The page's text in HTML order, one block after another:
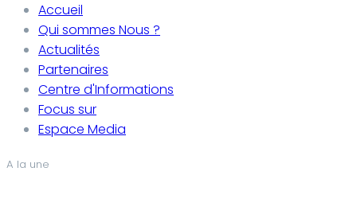
Accueil
Qui sommes Nous ?
Actualités
Partenaires
Centre d'Informations
Focus sur
Espace Media
A la une